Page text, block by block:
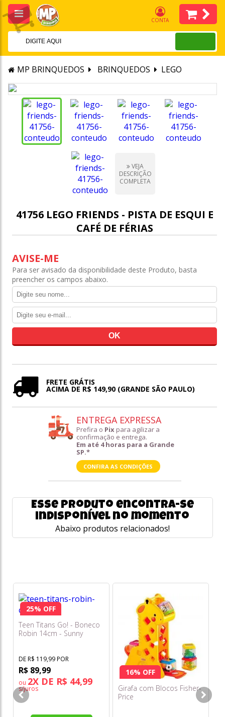
CONTA
MP BRINQUEDOS BRINQUEDOS LEGO
VEJA
DESCRIÇÃO
COMPLETA
41756 LEGO FRIENDS - PISTA DE ESQUI E
CAFÉ DE FÉRIAS
AVISE-ME
Para ser avisado da disponibilidade deste Produto, basta
preencher os campos abaixo.
FRETE GRÁTIS
ACIMA DE R$ 149,90 (GRANDE SÃO PAULO)
ENTREGA EXPRESSA
Prefira o Pix para agilizar a
confirmação e entrega.
Em até 4 horas para a Grande
SP.*
CONFIRA AS CONDIÇÕES
Esse produto encontra-se
indisponível no momento
Abaixo produtos relacionados!
25% OFF
Teen Titans Go! - Boneco
Robin 14cm - Sunny
DE R$ 119,99 POR
R$ 89,99
ou 2X DE R$ 44,99
s/juros
16% OFF
Girafa com Blocos Fisher-
Price